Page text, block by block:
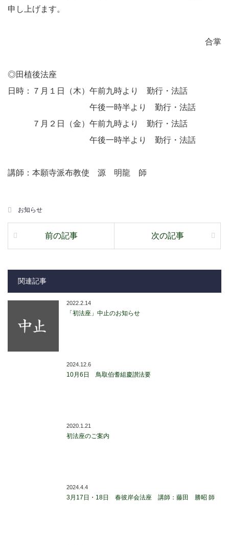
申し上げます。
合掌
◎田植後法座
日時：７月１日（木）午前九時より 勤行・法話
午後一時半より 勤行・法話
７月２日（金）午前九時より 勤行・法話
午後一時半より 勤行・法話
講師：本願寺派布教使 源 明龍 師
お知らせ
前の記事 次の記事
関連記事
2022.2.14
「初法座」中止のお知らせ
2024.12.6
10月6日 鳥取伯耆組慶讃法要
2020.1.21
初法座のご案内
2024.4.4
3月17日・18日 春彼岸会法座 講師：藤田 勝昭 師